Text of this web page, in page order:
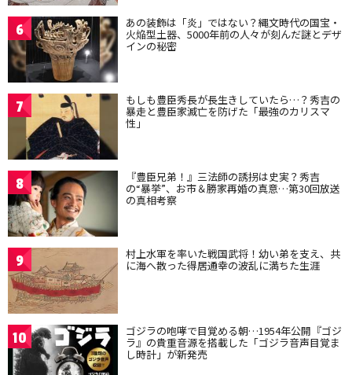
6 あの装飾は「炎」ではない？縄文時代の国宝・
火焔型土器、5000年前の人々が刻んだ謎とデザ
インの秘密
7 もしも豊臣秀長が長生きしていたら…？秀吉の
暴走と豊臣家滅亡を防げた「最強のカリスマ
性」
8 『豊臣兄弟！』三法師の誘拐は史実？秀吉
の“暴挙”、お市＆勝家再婚の真意…第30回放送
の真相考察
9 村上水軍を率いた戦国武将！幼い弟を支え、共
に海へ散った得居通幸の波乱に満ちた生涯
10 ゴジラの咆哮で目覚める朝…1954年公開『ゴジ
ラ』の貴重音源を搭載した「ゴジラ音声目覚ま
し時計」が新発売